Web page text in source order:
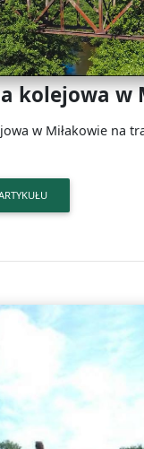
kolejowa w
w Miłakowie na